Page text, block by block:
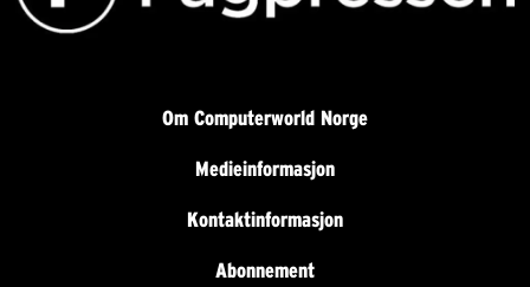
Om Computerworld Norge
Medieinformasjon
Kontaktinformasjon
Abonnement